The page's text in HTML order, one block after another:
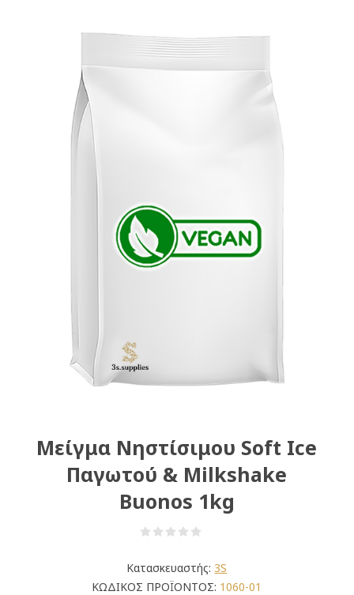
Μείγμα Νηστίσιμου Soft Ice
Παγωτού & Milkshake
Buonos 1kg
Κατασκευαστής: 3S
ΚΩΔΙΚΟΣ ΠΡΟΪΟΝΤΟΣ: 1060-01